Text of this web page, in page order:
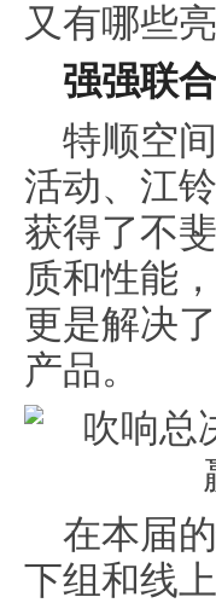
又有哪些
强强联
特顺空
活动、江
获得了不
质和性能
更是解决
产品。
在本届
下组和线